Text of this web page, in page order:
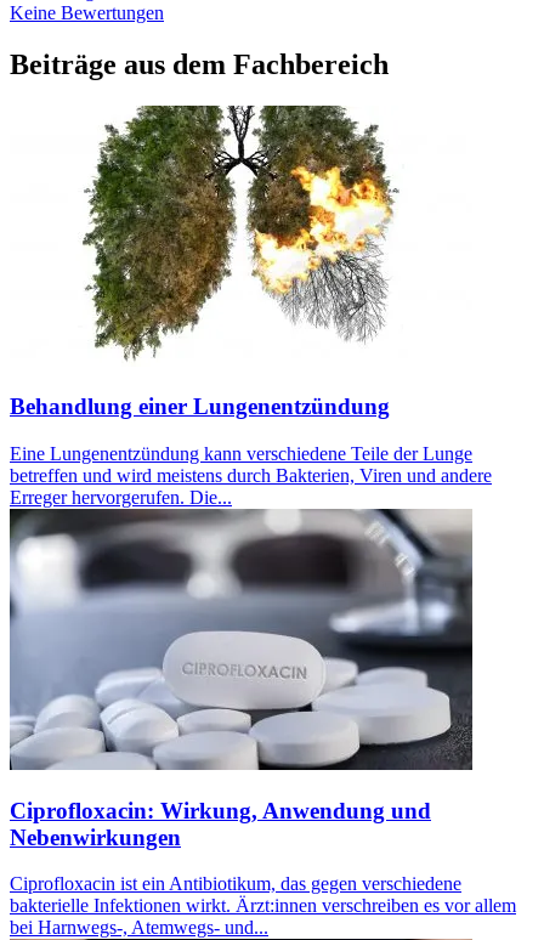
Keine Bewertungen
Beiträge aus dem Fachbereich
Behandlung einer Lungenentzündung
Eine Lungenentzündung kann verschiedene Teile der Lunge
betreffen und wird meistens durch Bakterien, Viren und andere
Erreger hervorgerufen. Die...
Ciprofloxacin: Wirkung, Anwendung und
Nebenwirkungen
Ciprofloxacin ist ein Antibiotikum, das gegen verschiedene
bakterielle Infektionen wirkt. Ärzt:innen verschreiben es vor allem
bei Harnwegs-, Atemwegs- und...